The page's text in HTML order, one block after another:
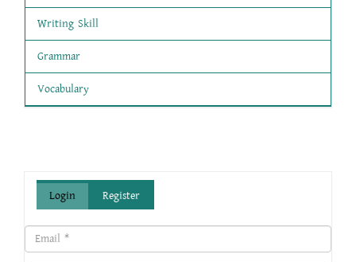
Writing Skill
Grammar
Vocabulary
Login Register